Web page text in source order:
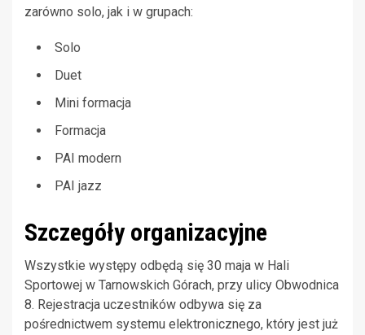
zarówno solo, jak i w grupach:
Solo
Duet
Mini formacja
Formacja
PAI modern
PAI jazz
Szczegóły organizacyjne
Wszystkie występy odbędą się 30 maja w Hali
Sportowej w Tarnowskich Górach, przy ulicy Obwodnica
8. Rejestracja uczestników odbywa się za
pośrednictwem systemu elektronicznego, który jest już